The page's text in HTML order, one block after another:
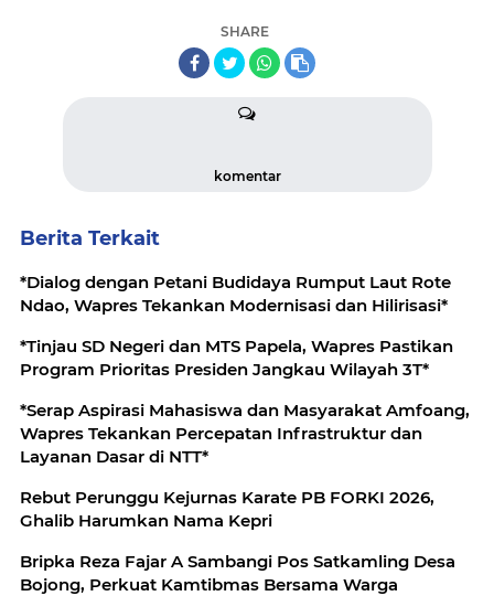
SHARE
komentar
Berita Terkait
*Dialog dengan Petani Budidaya Rumput Laut Rote
Ndao, Wapres Tekankan Modernisasi dan Hilirisasi*
*Tinjau SD Negeri dan MTS Papela, Wapres Pastikan
Program Prioritas Presiden Jangkau Wilayah 3T*
*Serap Aspirasi Mahasiswa dan Masyarakat Amfoang,
Wapres Tekankan Percepatan Infrastruktur dan
Layanan Dasar di NTT*
Rebut Perunggu Kejurnas Karate PB FORKI 2026,
Ghalib Harumkan Nama Kepri
Bripka Reza Fajar A Sambangi Pos Satkamling Desa
Bojong, Perkuat Kamtibmas Bersama Warga